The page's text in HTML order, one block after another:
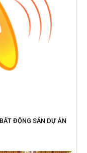
ĐỘNG SẢN DỰ ÁN